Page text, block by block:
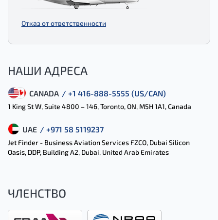
Отказ от ответственности
НАШИ АДРЕСА
CANADA / +1 416-888-5555 (US/CAN)
1 King St W, Suite 4800 – 146, Toronto, ON, M5H 1A1, Canada
UAE / +971 58 5119237
Jet Finder - Business Aviation Services FZCO, Dubai Silicon
Oasis, DDP, Building A2, Dubai, United Arab Emirates
ЧЛЕНСТВО